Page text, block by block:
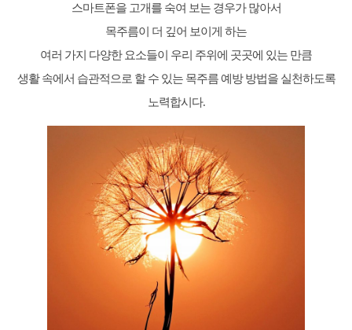
스마트폰을 고개를 숙여 보는 경우가 많아서
목주름이 더 깊어 보이게 하는
여러 가지 다양한 요소들이 우리 주위에 곳곳에 있는 만큼
생활 속에서 습관적으로 할 수 있는 목주름 예방 방법을 실천하도록
노력합시다.